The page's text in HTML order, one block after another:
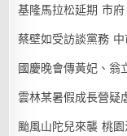
基隆馬拉松延期 市
蔡壁如受訪談黨務
國慶晚會傳黃妃、翁
雲林某暑假成長營疑
颱風山陀兒來襲 桃